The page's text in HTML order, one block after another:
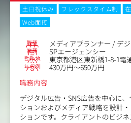
・様々な統計的手法を用いたデータ
・クライアントに対する分析結果の
土日祝休み フレックスタイム制
Web面接
職種 メディアプランナー / デ
業種 SPエージェンシー
勤務地 東京都港区東新橋1-8-1
年収例
430万円～650万円
職務内容
デジタル広告・SNS広告を中心に
ションおよびメディア戦略を設計
ションです。クライアントのビジ